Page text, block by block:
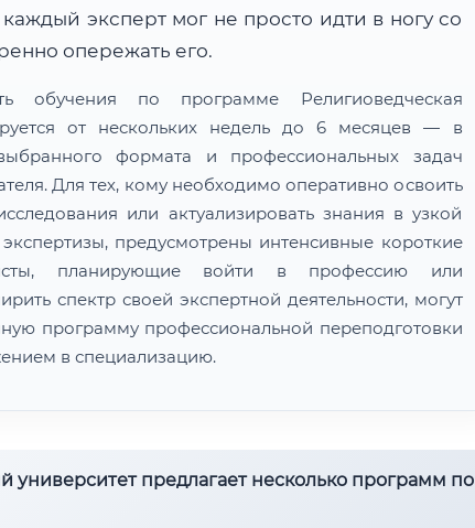
эксперт мог не просто идти в ногу со
опережать его.
обучения по программе Религиоведческая
от нескольких недель до 6 месяцев — в
формата и профессиональных задач
Для тех, кому необходимо оперативно освоить
или актуализировать знания в узкой
предусмотрены интенсивные короткие
планирующие войти в профессию или
спектр своей экспертной деятельности, могут
программу профессиональной переподготовки
в специализацию.
университет предлагает несколько программ по